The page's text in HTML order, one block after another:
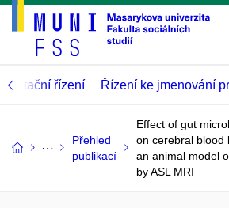
řízení Řízení ke jmenování
Přehled
publikací
Effect of gut
on cerebral blood
an animal model
by ASL MRI